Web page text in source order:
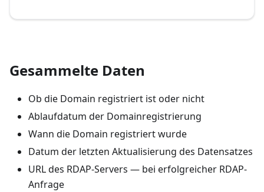
Gesammelte Daten
Ob die Domain registriert ist oder nicht
Ablaufdatum der Domainregistrierung
Wann die Domain registriert wurde
Datum der letzten Aktualisierung des Datensatzes
URL des RDAP-Servers — bei erfolgreicher RDAP-
Anfrage